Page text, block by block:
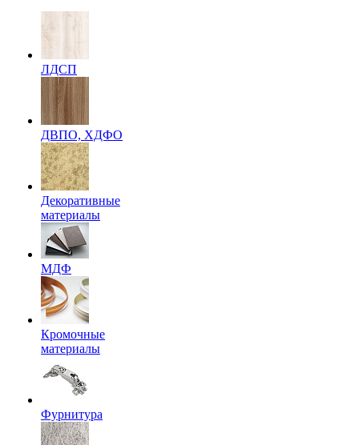
ЛДСП
ДВПО, ХДФО
Декоративные
материалы
МДФ
Кромочные
материалы
Фурнитура